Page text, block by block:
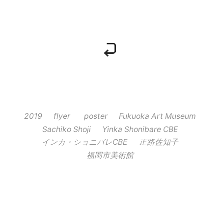
2019 flyer poster
Fukuoka Art Museum
Sachiko Shoji
Yinka Shonibare CBE
インカ・ショニバレCBE
正路佐知子
福岡市美術館